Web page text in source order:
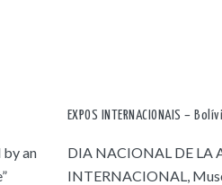
by an
EXPOS INTERNACIONAIS –
DIA NACIONAL DE LA
INTERNACIONAL,